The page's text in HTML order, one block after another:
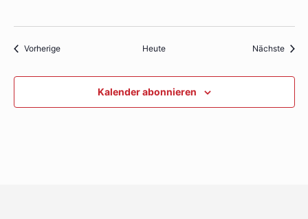
VorherigeVeranstaltungen Heute Nächste
Kalender abonnieren